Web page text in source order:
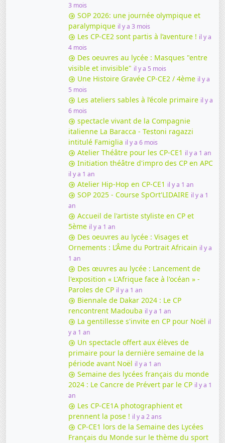
3 mois
SOP 2026: une journée olympique et
paralympique il y a 3 mois
Les CP-CE2 sont partis à l’aventure ! il y a
4 mois
Des oeuvres au lycée : Masques "entre
visible et invisible" il y a 5 mois
Une Histoire Gravée CP-CE2 / 4ème il y a
5 mois
Les ateliers sables à l’école primaire il y a
6 mois
spectacle vivant de la Compagnie
italienne La Baracca - Testoni ragazzi
intitulé Famiglia il y a 6 mois
Atelier Théâtre pour les CP-CE1 il y a 1 an
Initiation théâtre d'impro des CP en APC
il y a 1 an
Atelier Hip-Hop en CP-CE1 il y a 1 an
SOP 2025 - Course SpOrt'LIDAIRE il y a 1
an
Accueil de l'artiste styliste en CP et
5ème il y a 1 an
Des oeuvres au lycée : Visages et
Ornements : L’Âme du Portrait Africain il y a
1 an
Des œuvres au lycée : Lancement de
l'exposition « L'Afrique face à l'océan » -
Paroles de CP il y a 1 an
Biennale de Dakar 2024 : Le CP
rencontrent Madouba il y a 1 an
La gentillesse s'invite en CP pour Noël il
y a 1 an
Un spectacle offert aux élèves de
primaire pour la dernière semaine de la
période avant Noël il y a 1 an
Semaine des lycées français du monde
2024 : Le Cancre de Prévert par le CP il y a 1
an
Les CP-CE1A photographient et
prennent la pose ! il y a 2 ans
CP-CE1 lors de la Semaine des Lycées
Français du Monde sur le thème du sport